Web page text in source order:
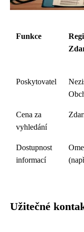
Funkce
Poskytovatel
Cena za
vyhledání
Dostupnost
informací
Užitečné